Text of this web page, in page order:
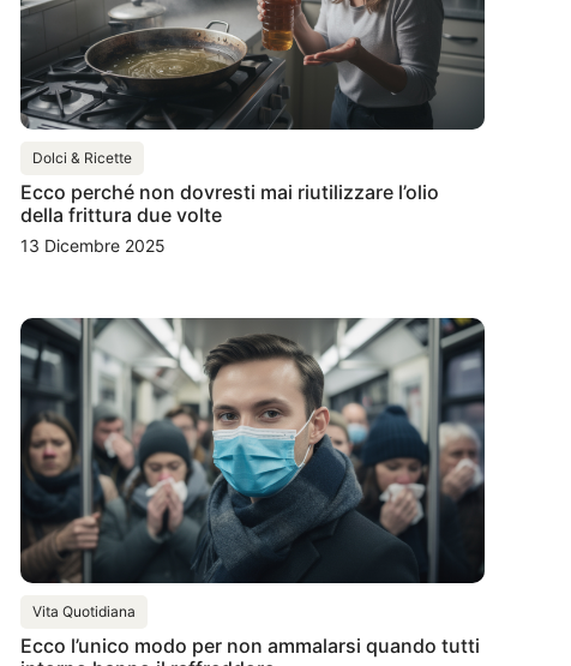
Dolci & Ricette
Ecco perché non dovresti mai riutilizzare l’olio
della frittura due volte
13 Dicembre 2025
Vita Quotidiana
Ecco l’unico modo per non ammalarsi quando tutti